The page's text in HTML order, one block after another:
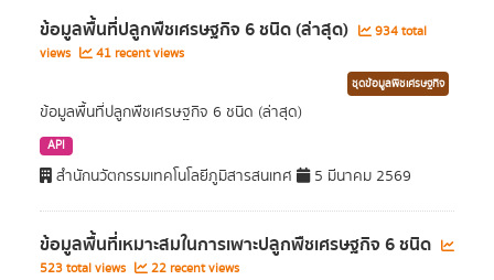
ข้อมูลพื้นที่ปลูกพืชเศรษฐกิจ 6 ชนิด (ล่าสุด)
934 total
views
41 recent views
ชุดข้อมูลพืชเศรษฐกิจ
ข้อมูลพื้นที่ปลูกพืชเศรษฐกิจ 6 ชนิด (ล่าสุด)
API
สำนักนวัตกรรมเทคโนโลยีภูมิสารสนเทศ 5 มีนาคม 2569
ข้อมูลพื้นที่เหมาะสมในการเพาะปลูกพืชเศรษฐกิจ 6 ชนิด
523 total views 22 recent views